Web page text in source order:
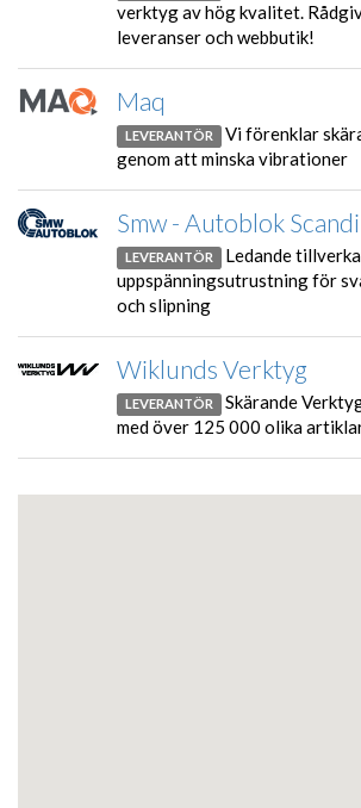
verktyg av hög kvalitet.
leveranser och webbutik!
Maq
LEVERANTÖR
Vi förenklar
genom att minska vibrationer
Smw - Autoblok
LEVERANTÖR
Ledande
uppspänningsutrustning för
och slipning
Wiklunds Verktyg
LEVERANTÖR
Skärande
med över 125 000 olika